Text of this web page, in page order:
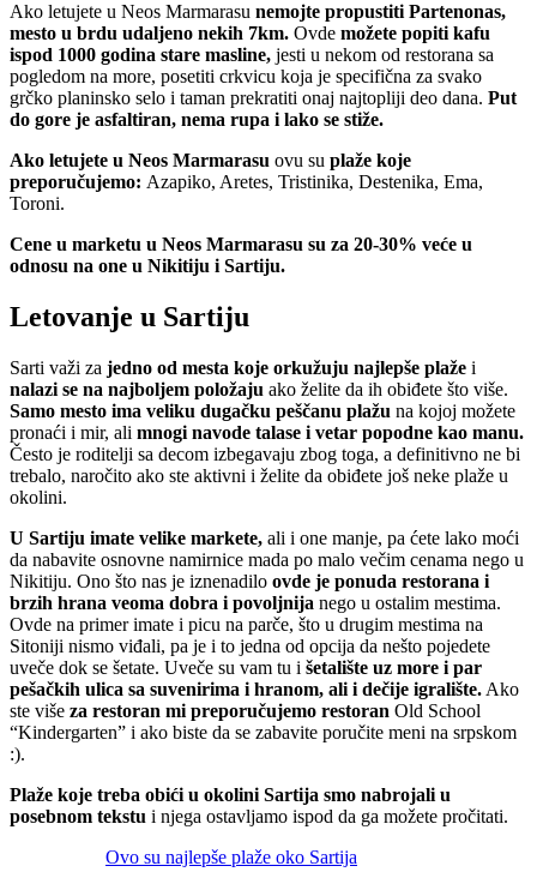
Ako letujete u Neos Marmarasu nemojte propustiti Partenonas,
mesto u brdu udaljeno nekih 7km. Ovde možete popiti kafu
ispod 1000 godina stare masline, jesti u nekom od restorana sa
pogledom na more, posetiti crkvicu koja je specifična za svako
grčko planinsko selo i taman prekratiti onaj najtopliji deo dana. Put
do gore je asfaltiran, nema rupa i lako se stiže.
Ako letujete u Neos Marmarasu ovu su plaže koje
preporučujemo: Azapiko, Aretes, Tristinika, Destenika, Ema,
Toroni.
Cene u marketu u Neos Marmarasu su za 20-30% veće u
odnosu na one u Nikitiju i Sartiju.
Letovanje u Sartiju
Sarti važi za jedno od mesta koje orkužuju najlepše plaže i
nalazi se na najboljem položaju ako želite da ih obiđete što više.
Samo mesto ima veliku dugačku peščanu plažu na kojoj možete
pronaći i mir, ali mnogi navode talase i vetar popodne kao manu.
Često je roditelji sa decom izbegavaju zbog toga, a definitivno ne bi
trebalo, naročito ako ste aktivni i želite da obiđete još neke plaže u
okolini.
U Sartiju imate velike markete, ali i one manje, pa ćete lako moći
da nabavite osnovne namirnice mada po malo večim cenama nego u
Nikitiju. Ono što nas je iznenadilo ovde je ponuda restorana i
brzih hrana veoma dobra i povoljnija nego u ostalim mestima.
Ovde na primer imate i picu na parče, što u drugim mestima na
Sitoniji nismo viđali, pa je i to jedna od opcija da nešto pojedete
uveče dok se šetate. Uveče su vam tu i šetalište uz more i par
pešačkih ulica sa suvenirima i hranom, ali i dečije igralište. Ako
ste više za restoran mi preporučujemo restoran Old School
“Kindergarten” i ako biste da se zabavite poručite meni na srpskom
:).
Plaže koje treba obići u okolini Sartija smo nabrojali u
posebnom tekstu i njega ostavljamo ispod da ga možete pročitati.
Ovo su najlepše plaže oko Sartija